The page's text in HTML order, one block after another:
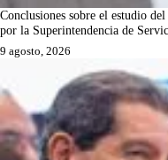
Conclusiones sobre el estudio
por la Superintendencia de
9 agosto, 2026